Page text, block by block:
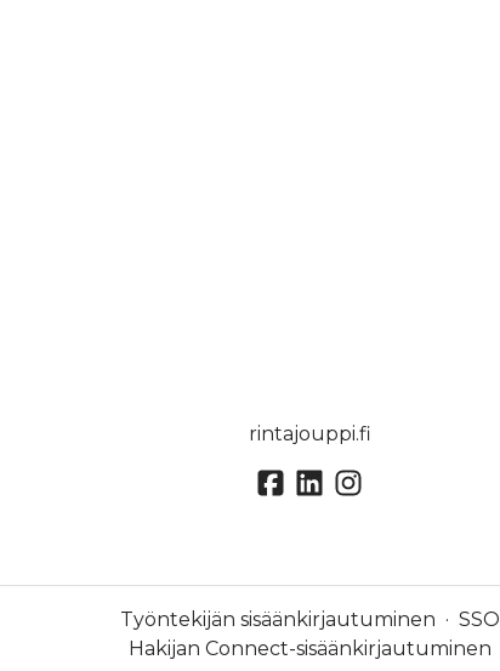
rintajouppi.fi
Työntekijän sisäänkirjautuminen · SSO
Hakijan Connect-sisäänkirjautuminen